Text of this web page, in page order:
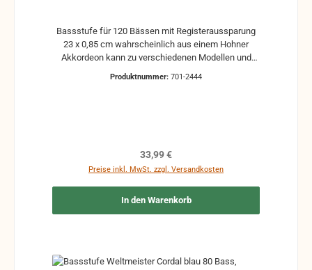
Bassstufe für 120 Bässen mit Registeraussparung
23 x 0,85 cm wahrscheinlich aus einem Hohner
Akkordeon kann zu verschiedenen Modellen und
Produktnummer: 701-2444
Regulärer Preis:
33,99 €
Preise inkl. MwSt. zzgl. Versandkosten
In den Warenkorb